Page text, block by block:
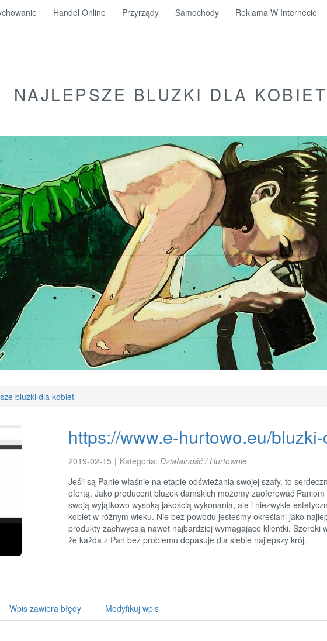
NAJLEPSZE BLUZKI DLA KOBIET
bluzki dla kobiet
https://www.e-hurtowo.eu/
2019-02-15 | Kategoria: Działalność / Hurtownie
Jeśli są Panie właśnie na etapie odświeżania swojej szafy, to
ofertą. Jako producent bluzek damskich możemy zaoferować
swoją wyjątkowo wysoką jakością wykonania, ale i niezwykle
kobiet w różnym wieku. Nie bez powodu jesteśmy określani jako
produkty zachwycają nawet najbardziej wymagające klientki. Szeroki
że każda z Pań bez problemu dopasuje dla siebie najlepszy krój.
Wpis zawiera błędy Modyfikuj wpis
Handel Online Przyrządy Samochody Reklama W Internecie